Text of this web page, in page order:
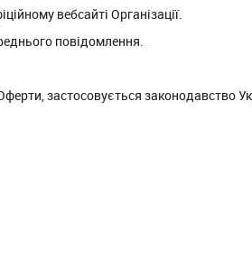
вебсайті Організації.
повідомлення.
застосовується законодавство